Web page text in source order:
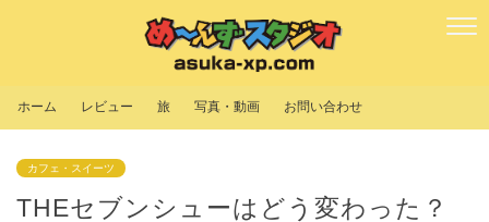
ホーム レビュー 旅 写真・動画 お問い合わせ
カフェ・スイーツ
THEセブンシューはどう変わった？